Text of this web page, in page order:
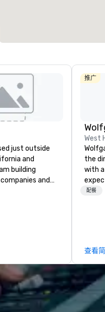
just outside
and
building
and
addition,
deliver events
in the
Build and
people, Robot
up to 500
推广
West
the
with
team
and
most
配餐
查看